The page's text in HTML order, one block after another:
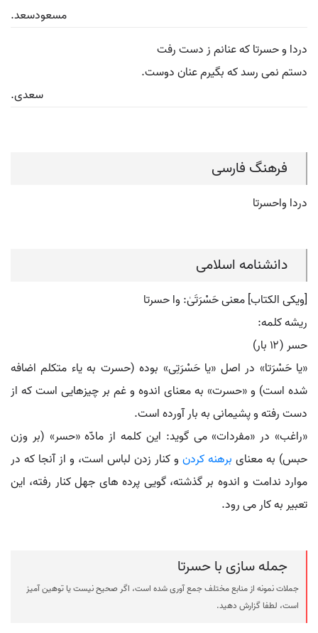
مسعودسعد.
دردا و حسرتا که عنانم ز دست رفت
دستم نمی رسد که بگیرم عنان دوست.
سعدی.
فرهنگ فارسی
دردا واحسرتا
دانشنامه اسلامی
[ویکی الکتاب] معنی حَسْرَتَیٰ: وا حسرتا
ریشه کلمه:
حسر (۱۲ بار)
«یا حَسْرَتا» در اصل «یا حَسْرَتِی» بوده (حسرت به یاء متکلم اضافه
شده است) و «حسرت» به معنای اندوه و غم بر چیزهایی است که از
دست رفته و پشیمانی به بار آورده است.
«راغب» در «مفردات» می گوید: این کلمه از مادّه «حسر» (بر وزن
حبس) به معنای برهنه کردن و کنار زدن لباس است، و از آنجا که در
موارد ندامت و اندوه بر گذشته، گویی پرده های جهل کنار رفته، این
تعبیر به کار می رود.
جمله سازی با حسرتا
جملات نمونه از منابع مختلف جمع آوری شده است، اگر صحیح نیست یا توهین آمیز
است، لطفا گزارش دهید.